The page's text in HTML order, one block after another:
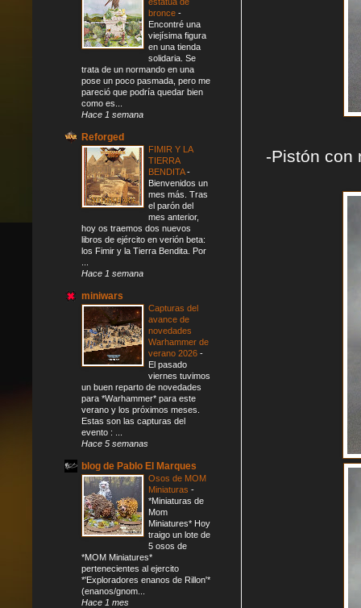
-Pistón con
bronce -
Encontré una
viejísima figura
en una tienda
solidaria. Se
trata de un normando en una
pose un poco pasmada, pero me
pareció que podría quedar bien
como es...
Hace 1 semana
Reforged
FIMIR Y LA
TIERRA
BENDITA-
Bienvenidos un
mes más. Tras
el parón del
mes anterior,
hoy os traemos dos nuevos
libros de ejército en verión beta:
los Fimir y la Tierra Bendita. Por
Hace 1 semana
miniwars
Capturas del
avance de
novedades
Warhammer de
verano 2026 -
El pasado
viernes tuvimos
un buen reparto de novedades
para *Warhammer* para este
verano y los próximos meses.
Estas son las capturas del
evento : ...
Hace 5 semanas
blog de Pablo El Marques
Osos de MOM
Miniaturas -
*Miniaturas de
Mom
Miniatures* Hoy
traigo un lote de
5 osos de
*MOM Miniatures*
pertenecientes al ejercito
*'Exploradores enanos de Rillon'*
(enanos/gnom...
Hace 1 mes